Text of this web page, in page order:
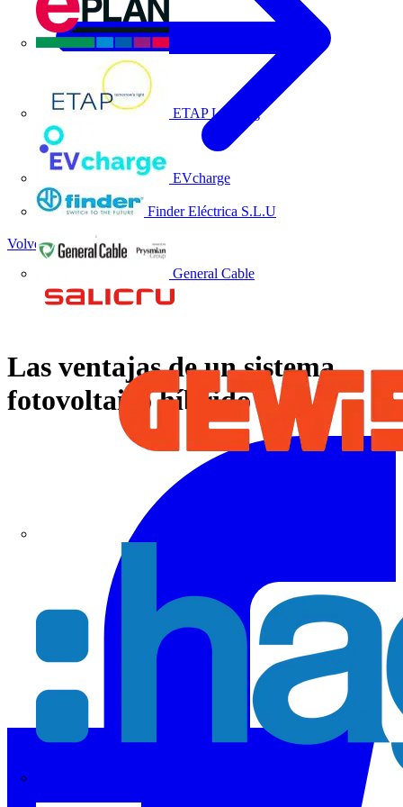
ETAP Lighting
EVcharge
Finder Eléctrica S.L.U
General Cable
Volver a Noticias
Las ventajas de un sistema
fotovoltaico híbrido